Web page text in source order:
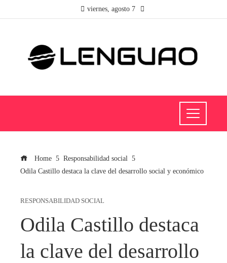
viernes, agosto 7
Home
Responsabilidad social
Odila Castillo destaca la clave del desarrollo social y económico
RESPONSABILIDAD SOCIAL
Odila Castillo destaca
la clave del desarrollo